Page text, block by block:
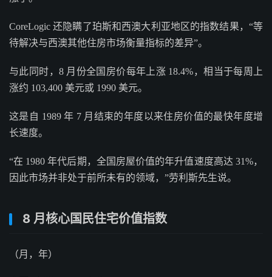
CoreLogic 还隐瞒了珀斯和西澳大利亚地区的指数结果，“等
待解决与西澳其他住房市场衡量指标的差异”。
与此同时，8 月份全国房价每年上涨 18.4%，相当于每周上
涨约 103,400 美元或 1990 美元。
这是自 1989 年 7 月结束的年度以来住房价值的最快年度增
长速度。
“在 1980 年代后期，全国房屋价值的年升值速度高达 31%，
因此市场并非处于前所未有的领域，”劳利斯先生说。
8 月核心国民住宅价值指数
（月，年）